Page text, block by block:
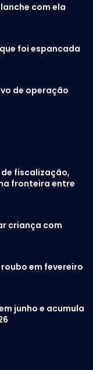
com ela
foi espancada
de operação
fiscalização,
fronteira entre
criança com
em fevereiro
junho e acumula